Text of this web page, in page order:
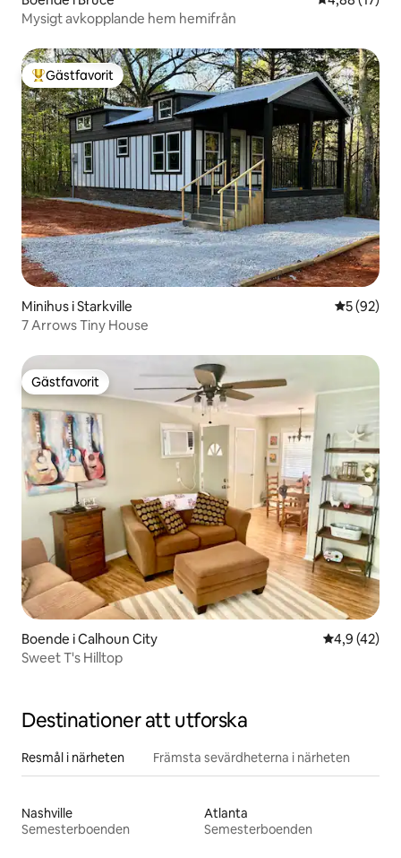
Mysigt avkopplande hem hemifrån
Populär gästfavorit
Gästfavorit
Minihus i Starkville 5 av 5 i
5 (92)
7 Arrows Tiny House
Gästfavorit
Gästfavorit
Boende i Calhoun City 4,9 av 5 i
4,9 (42)
Sweet T's Hilltop
Destinationer att utforska
Resmål i närheten Främsta sevärdheterna i närheten
Nashville
Semesterboenden
Atlanta
Semesterboenden